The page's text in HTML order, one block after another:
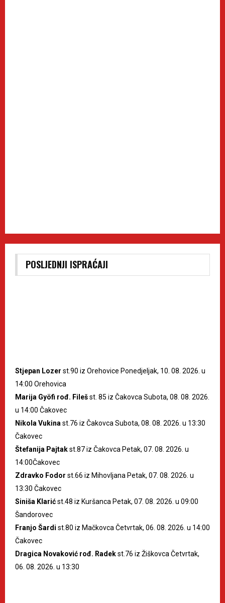
POSLJEDNJI ISPRAĆAJI
Stjepan Lozer st.90 iz Orehovice Ponedjeljak, 10. 08. 2026. u
14:00 Orehovica
Marija Gyöfi rođ. Filešst. 85 iz Čakovca Subota, 08. 08. 2026.
u 14:00 Čakovec
Nikola Vukina st.76 iz Čakovca Subota, 08. 08. 2026. u 13:30
Čakovec
Štefanija Pajtakst.87 iz Čakovca Petak, 07. 08. 2026. u
14:00Čakovec
Zdravko Fodor st.66 iz Mihovljana Petak, 07. 08. 2026. u
13:30 Čakovec
Siniša Klarićst.48 iz Kuršanca Petak, 07. 08. 2026. u 09:00
Šandorovec
Franjo Šardi st.80 iz Mačkovca Četvrtak, 06. 08. 2026. u 14:00
Čakovec
Dragica Novaković rođ. Radekst.76 iz Žiškovca Četvrtak,
06. 08. 2026. u 13:30